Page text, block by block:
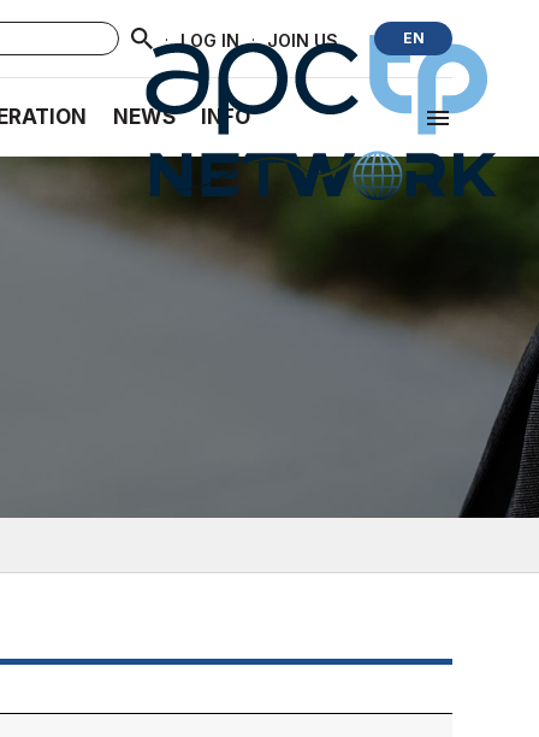
· LOG IN · JOIN US EN
NEWS INFO